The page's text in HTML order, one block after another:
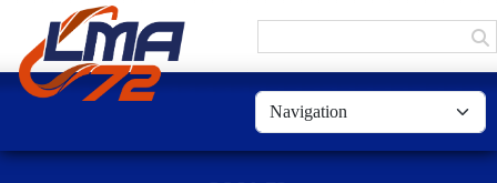
Panneau de gestion des cookies